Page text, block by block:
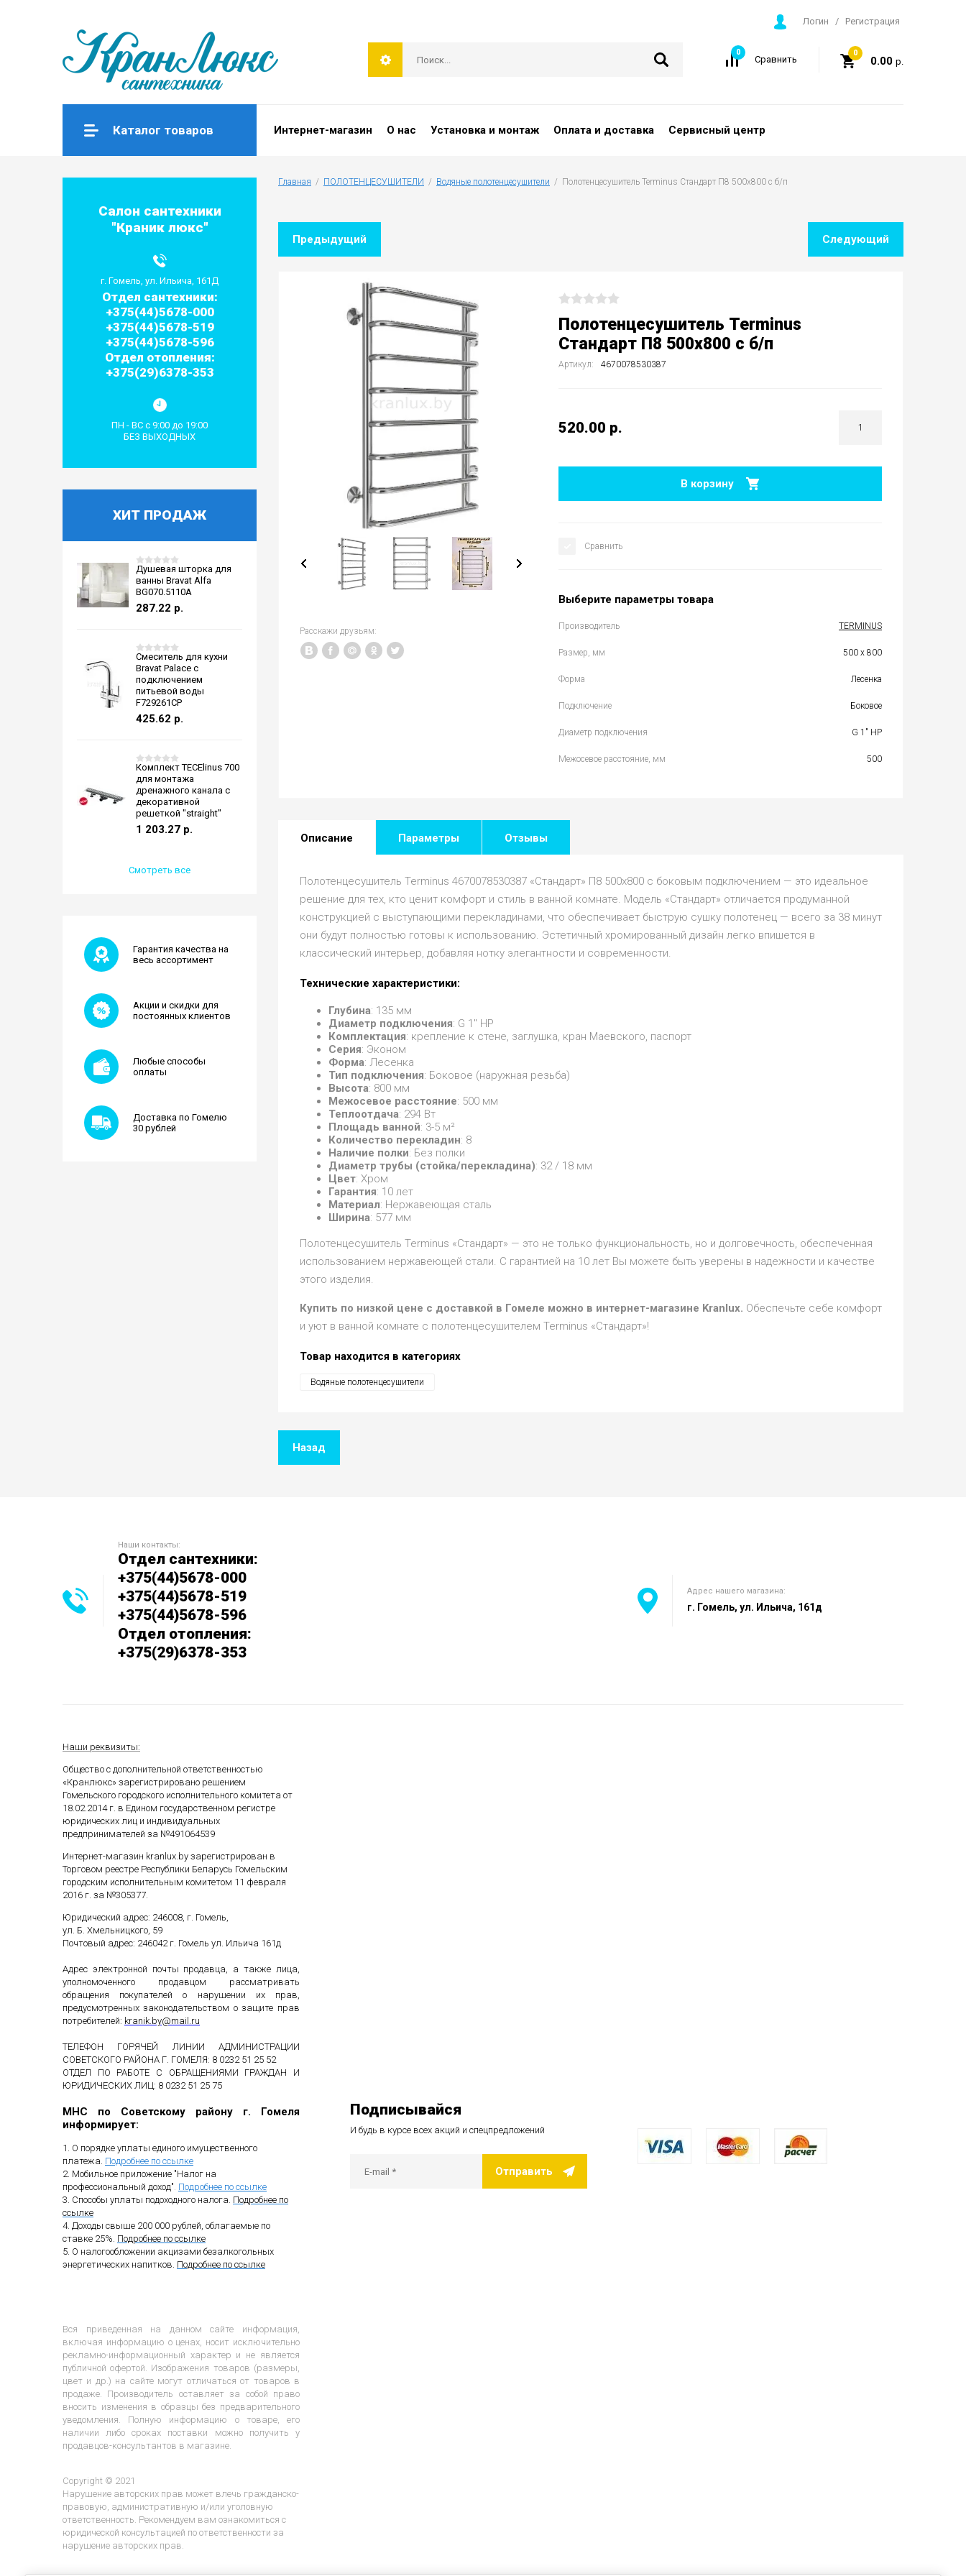
Логин / Регистрация
Сравнить
0 0
0.00 р.
Каталог товаров Интернет-магазин О нас Установка и монтаж Оплата и доставка Сервисный центр
Салон сантехники
"Краник люкс"
г. Гомель, ул. Ильича, 161Д
Отдел сантехники:
+375(44)5678-000
+375(44)5678-519
+375(44)5678-596
Отдел отопления:
+375(29)6378-353
ПН - ВС с 9:00 до 19:00
БЕЗ ВЫХОДНЫХ
ХИТ ПРОДАЖ
Душевая шторка для
ванны Bravat Alfa
BG070.5110A
287.22 р.
Смеситель для кухни
Bravat Palace с
подключением
питьевой воды
F729261CP
425.62 р.
Комплект TECElinus 700
для монтажа
дренажного канала с
декоративной
решеткой "straight"
1 203.27 р.
Смотреть все
Гарантия качества на
весь ассортимент
Акции и скидки для
постоянных клиентов
Любые способы
оплаты
Доставка по Гомелю
30 рублей
Главная
  /
ПОЛОТЕНЦЕСУШИТЕЛИ
  /
Водяные полотенцесушители
  /  Полотенцесушитель Terminus Стандарт П8 500х800 с б/п
Предыдущий Следующий
Расскажи друзьям:
Полотенцесушитель Terminus
Стандарт П8 500х800 с б/п
Артикул: 4670078530387
520.00 р.
В корзину
Сравнить
Выберите параметры товара
Производитель TERMINUS
Размер, мм 500 х 800
Форма Лесенка
Подключение Боковое
Диаметр подключения G 1" НР
Межосевое расстояние, мм 500
Описание Параметры Отзывы
Полотенцесушитель Terminus 4670078530387 «Стандарт» П8 500х800 с боковым подключением — это идеальное
решение для тех, кто ценит комфорт и стиль в ванной комнате. Модель «Стандарт» отличается продуманной
конструкцией с выступающими перекладинами, что обеспечивает быструю сушку полотенец — всего за 38 минут
они будут полностью готовы к использованию. Эстетичный хромированный дизайн легко впишется в
классический интерьер, добавляя нотку элегантности и современности.
Технические характеристики:
Глубина: 135 мм
Диаметр подключения: G 1" НР
Комплектация: крепление к стене, заглушка, кран Маевского, паспорт
Серия: Эконом
Форма: Лесенка
Тип подключения: Боковое (наружная резьба)
Высота: 800 мм
Межосевое расстояние: 500 мм
Теплоотдача: 294 Вт
Площадь ванной: 3-5 м²
Количество перекладин: 8
Наличие полки: Без полки
Диаметр трубы (стойка/перекладина): 32 / 18 мм
Цвет: Хром
Гарантия: 10 лет
Материал: Нержавеющая сталь
Ширина: 577 мм
Полотенцесушитель Terminus «Стандарт» — это не только функциональность, но и долговечность, обеспеченная
использованием нержавеющей стали. С гарантией на 10 лет Вы можете быть уверены в надежности и качестве
этого изделия.
Купить по низкой цене с доставкой в Гомеле можно в интернет-магазине Kranlux. Обеспечьте себе комфорт
и уют в ванной комнате с полотенцесушителем Terminus «Стандарт»!
Товар находится в категориях
Водяные полотенцесушители
Назад
Наши контакты:
Отдел сантехники:
+375(44)5678-000
+375(44)5678-519
+375(44)5678-596
Отдел отопления:
+375(29)6378-353
Адрес нашего магазина:
г. Гомель, ул. Ильича, 161д
Наши реквизиты:
Общество с дополнительной ответственностью
«Кранлюкс» зарегистрировано решением
Гомельского городского исполнительного комитета от
18.02.2014 г. в Едином государственном регистре
юридических лиц и индивидуальных
предпринимателей за №491064539
Интернет-магазин kranlux.by зарегистрирован в
Торговом реестре Республики Беларусь Гомельским
городским исполнительным комитетом 11 февраля
2016 г. за №305377.
Юридический адрес: 246008, г. Гомель,
ул. Б. Хмельницкого, 59
Почтовый адрес: 246042 г. Гомель ул. Ильича 161д
Адрес электронной почты продавца, а также лица,
уполномоченного продавцом рассматривать
обращения покупателей о нарушении их прав,
предусмотренных законодательством о защите прав
потребителей: kranik by@mail ru
ТЕЛЕФОН ГОРЯЧЕЙ ЛИНИИ АДМИНИСТРАЦИИ
СОВЕТСКОГО РАЙОНА Г. ГОМЕЛЯ: 8 0232 51 25 52
ОТДЕЛ ПО РАБОТЕ С ОБРАЩЕНИЯМИ ГРАЖДАН И
ЮРИДИЧЕСКИХ ЛИЦ: 8 0232 51 25 75
МНС по Советскому району г. Гомеля
информирует:
1. О порядке уплаты единого имущественного
платежа. Подробнее по ссылке
2. Мобильное приложение "Налог на
профессиональный доход" Подробнее по ссылке
3. Способы уплаты подоходного налога. Подробнее по
ссылке
4. Доходы свыше 200 000 рублей, облагаемые по
ставке 25%. Подробнее по ссылке
5. О налогообложении акцизами безалкогольных
энергетических напитков. Подробнее по ссылке
Вся приведенная на данном сайте информация,
включая информацию о ценах, носит исключительно
рекламно-информационный характер и не является
публичной офертой. Изображения товаров (размеры,
цвет и др.) на сайте могут отличаться от товаров в
продаже. Производитель оставляет за собой право
вносить изменения в образцы без предварительного
уведомления. Полную информацию о товаре, его
наличии либо сроках поставки можно получить у
продавцов-консультантов в магазине.
Copyright © 2021
Нарушение авторских прав может влечь гражданско-
правовую, административную и/или уголовную
ответственность. Рекомендуем вам ознакомиться с
юридической консультацией по ответственности за
нарушение авторских прав.
Подписывайся
И будь в курсе всех акций и спецпредложений
Отправить